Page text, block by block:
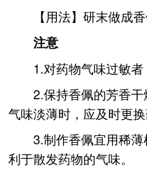
【用法】研末做成
注意
1.对药物气味过敏者
2.保持香佩的芳香
气味淡薄时，应及时更换
3.制作香佩宜用稀
利于散发药物的气味。